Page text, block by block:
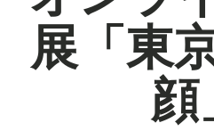
展「東
顔